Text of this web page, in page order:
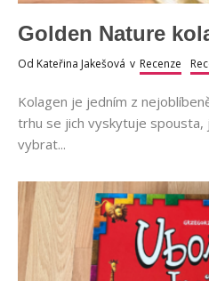
Golden Nature
Od Kateřina Jakešová v Recenze
Kolagen je jedním z
trhu se jich vyskytuje
vybrat...